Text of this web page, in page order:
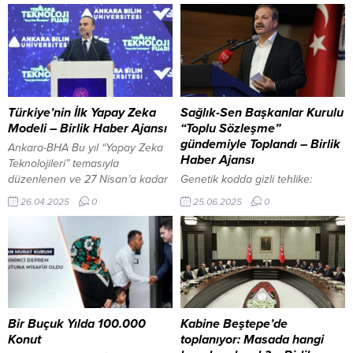
Türkiye’nin İlk Yapay Zeka
Modeli – Birlik Haber Ajansı
Ankara-BHA Bu yıl “Yapay Zeka
Teknolojileri” temasıyla
düzenlenen ve 27 Nisan’a kadar
sürecek olan “7. Verimlilik ve
Teknoloji Fuarı”, TBMM Başkanı
Numan Kurtulmuş’un katılımıyla,
ATO Congresium’da başladı.
Kacır, burada yaptığı konuşmada,
Cumhurbaşkanı Recep Tayyip
Erdoğan’ın liderliğinde, son 22
yılda verimliliği merkeze alan,
teknolojiyi üretimle buluşturan,
yerli ve milli kapasiteyi
26.04.2025 0
Sağlık-Sen Başkanlar Kurulu
“Toplu Sözleşme”
gündemiyle Toplandı – Birlik
Haber Ajansı
Genetik kodda gizli tehlike:
Erkeklerde demans riski
yükseliyor İçeriği Görüntüle
ANKARA-BHA Sağlık-Sen 7.
Dönem 10. Başkanlar Kurulu
Toplantısı, 81 ilden gelen şube
başkanlarının katılımıyla
gerçekleştirildi. “Toplu Sözleşme”
gündemiyle yapılan toplantıda,
Ağustos ayında başlayacak toplu
sözleşme görüşmelerine yönelik
25.06.2025 0
Bir Buçuk Yılda 100.000
Konut
Kabine Beştepe’de
toplanıyor: Masada hangi